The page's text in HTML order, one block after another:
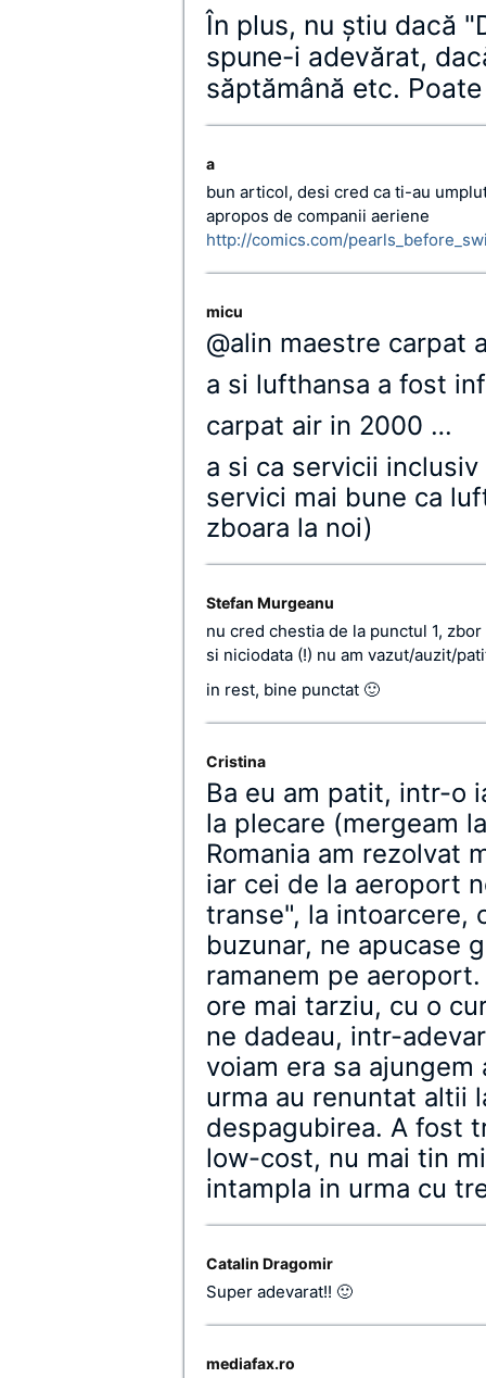
În plus, nu ştiu dacă
spune-i adevărat,
săptămână etc.
a
bun articol, desi cred ca ti-au
apropos de companii aeriene
http://comics.com/
micu
@alin maestre carpat
a si lufthansa a fost
carpat air in 2000 …
a si ca servicii
servici mai bune ca
zboara la noi)
Stefan Murgeanu
nu cred chestia de la punctul 1,
si niciodata (!) nu am vazut/auzit/
in rest, bine punctat 🙂
Cristina
Ba eu am patit, intr-o
la plecare (mergeam
Romania am rezolvat
iar cei de la aeroport
transe", la intoarcere,
buzunar, ne apucase
ramanem pe
ore mai tarziu, cu o
ne dadeau, intr-
voiam era sa ajungem
urma au renuntat altii
despagubirea. A fost
low-cost, nu mai tin
intampla in urma cu
Catalin Dragomir
Super adevarat!! 🙂
mediafax.ro